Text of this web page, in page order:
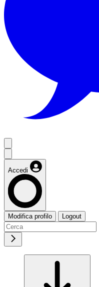
Accedi
Modifica profilo Logout